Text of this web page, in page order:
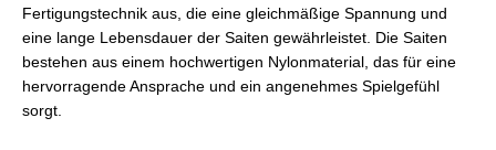
Fertigungstechnik aus, die eine gleichmäßige Spannung und
eine lange Lebensdauer der Saiten gewährleistet. Die Saiten
bestehen aus einem hochwertigen Nylonmaterial, das für eine
hervorragende Ansprache und ein angenehmes Spielgefühl
sorgt.